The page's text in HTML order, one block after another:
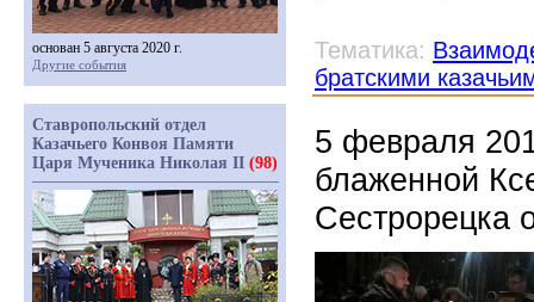
Тематика:
братскими
5 февраля
блаженной
Сестрорецка
основан 5 августа 2020 г.
Другие события
Ставропольский отдел
Казачьего Конвоя Памяти
Царя Мученика Николая II (98)